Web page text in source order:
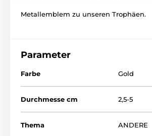
Metallemblem zu unseren Trophäen.
Parameter
Farbe Gold
Durchmesse cm 2,5-5
Thema ANDERE